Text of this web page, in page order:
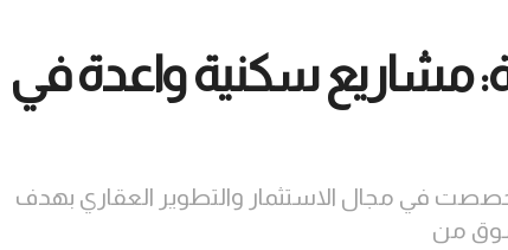
مشاريع سكنية واعدة في
في مجال الاستثمار والتطوير العقاري بهدف
من